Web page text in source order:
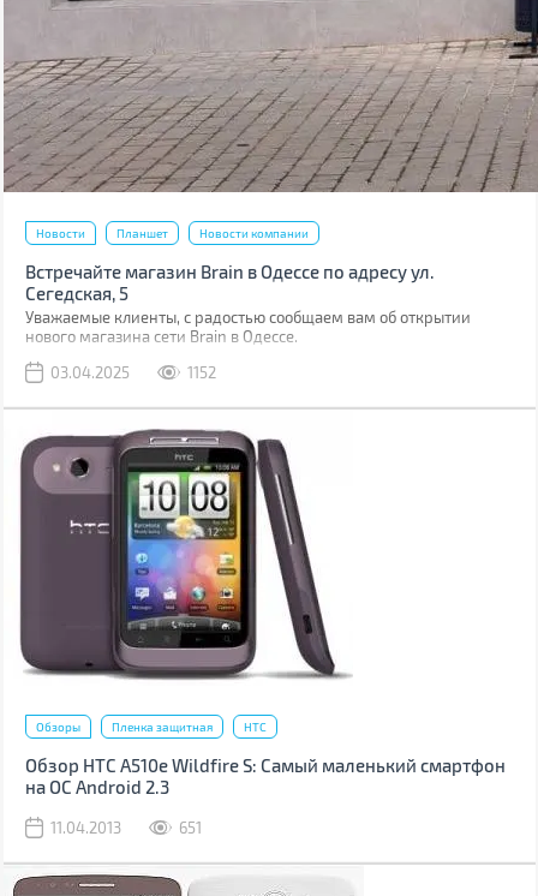
Новости Планшет Новости компании
Встречайте магазин Brain в Одессе по адресу ул.
Сегедская, 5
Уважаемые клиенты, с радостью сообщаем вам об открытии
нового магазина сети Brain в Одессе.
03.04.2025
1152
Обзоры Пленка защитная HTC
Обзор HTC A510e Wildfire S: Самый маленький смартфон
на ОС Android 2.3
11.04.2013 651